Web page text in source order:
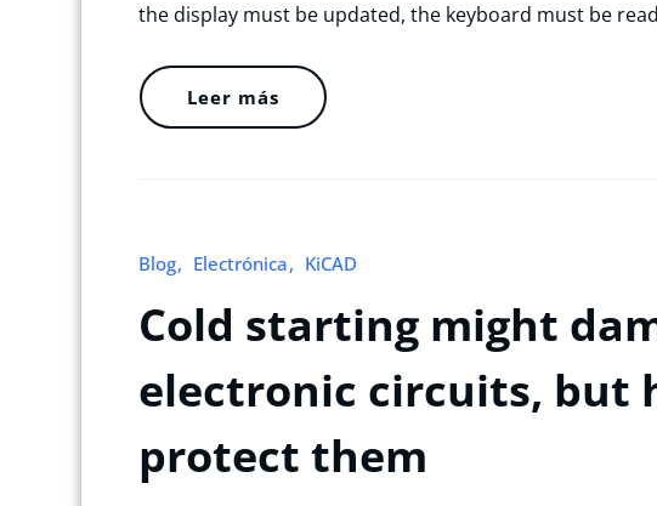
the display must be updated, the keyboard must be
Leer más
Blog Electrónica KiCAD
Cold starting might
electronic circuits, but
protect them